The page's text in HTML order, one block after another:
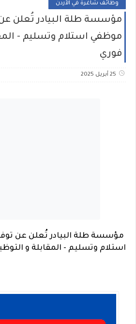
وظائف شاغرة في الأردن
مؤسسة طلة البيادر تُعلن
موظفي استلام وتسليم -
فوري
25 أبريل 2025
مؤسسة طلة البيادر تُعلن عن
استلام وتسليم - المقابلة و